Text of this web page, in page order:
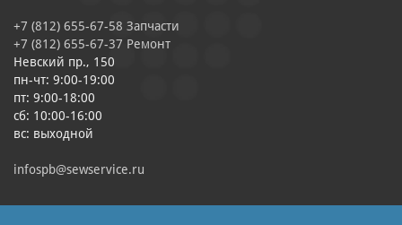
+7 (812) 655-67-58 Запчасти
+7 (812) 655-67-37 Ремонт
Невский пр., 150
пн-чт: 9:00-19:00
пт: 9:00-18:00
сб: 10:00-16:00
вс: выходной
infospb@sewservice.ru